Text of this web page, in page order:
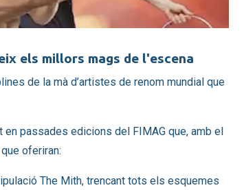
els millors mags de l'escena
de la mà d’artistes de renom mundial que
en passades edicions del FIMAG que, amb el
oferiran:
The Mith, trencant tots els esquemes